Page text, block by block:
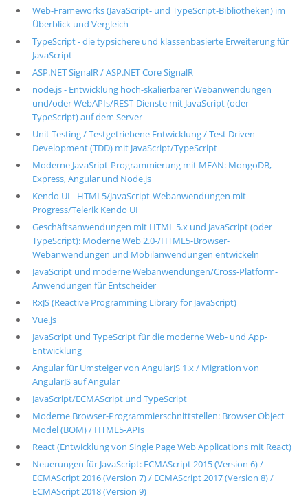
Web-Frameworks (JavaScript- und TypeScript-Bibliotheken) im
Überblick und Vergleich
TypeScript - die typsichere und klassenbasierte Erweiterung für
JavaScript
ASP.NET SignalR / ASP.NET Core SignalR
node.js - Entwicklung hoch-skalierbarer Webanwendungen
und/oder WebAPIs/REST-Dienste mit JavaScript (oder
TypeScript) auf dem Server
Unit Testing / Testgetriebene Entwicklung / Test Driven
Development (TDD) mit JavaScript/TypeScript
Moderne JavaSript-Programmierung mit MEAN: MongoDB,
Express, Angular und Node.js
Kendo UI - HTML5/JavaScript-Webanwendungen mit
Progress/Telerik Kendo UI
Geschäftsanwendungen mit HTML 5.x und JavaScript (oder
TypeScript): Moderne Web 2.0-/HTML5-Browser-
Webanwendungen und Mobilanwendungen entwickeln
JavaScript und moderne Webanwendungen/Cross-Platform-
Anwendungen für Entscheider
RxJS (Reactive Programming Library for JavaScript)
Vue.js
JavaScript und TypeScript für die moderne Web- und App-
Entwicklung
Angular für Umsteiger von AngularJS 1.x / Migration von
AngularJS auf Angular
JavaScript/ECMAScript und TypeScript
Moderne Browser-Programmierschnittstellen: Browser Object
Model (BOM) / HTML5-APIs
React (Entwicklung von Single Page Web Applications mit React)
Neuerungen für JavaScript: ECMAScript 2015 (Version 6) /
ECMAScript 2016 (Version 7) / ECMAScript 2017 (Version 8) /
ECMAScript 2018 (Version 9)